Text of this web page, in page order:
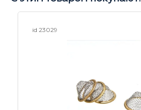
id 23029